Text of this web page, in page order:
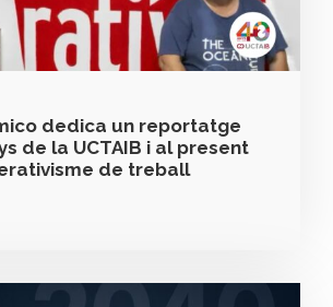
dedica un reportatge
de la UCTAIB i al present
de treball